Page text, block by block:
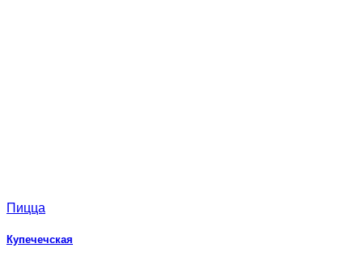
Пицца
Купечечская